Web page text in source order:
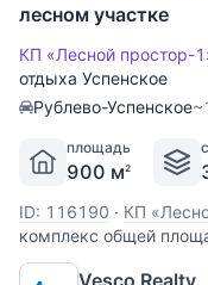
лесном участке
КП «Лесной простор-
отдыха Успенское
Рублево-Успенское
площадь
900 м2
ID: 116190 · КП
комплекс общей
Экологически чистый,